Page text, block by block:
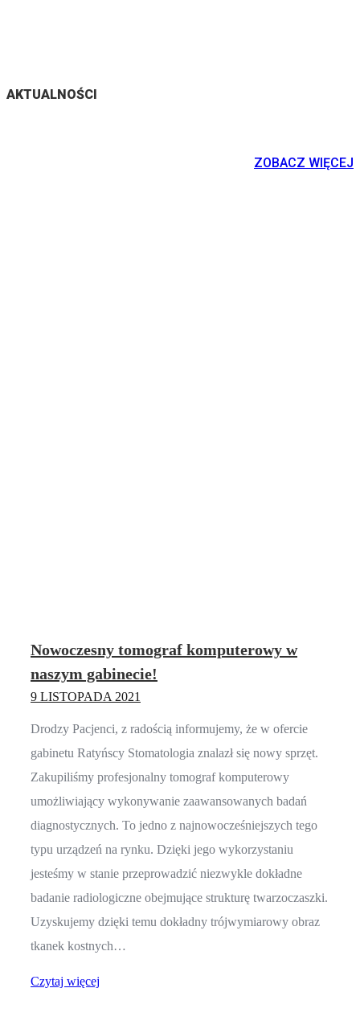
AKTUALNOŚCI
ZOBACZ WIĘCEJ
Nowoczesny tomograf komputerowy w
naszym gabinecie!
9 LISTOPADA 2021
Drodzy Pacjenci, z radością informujemy, że w ofercie
gabinetu Ratyńscy Stomatologia znalazł się nowy sprzęt.
Zakupiliśmy profesjonalny tomograf komputerowy
umożliwiający wykonywanie zaawansowanych badań
diagnostycznych. To jedno z najnowocześniejszych tego
typu urządzeń na rynku. Dzięki jego wykorzystaniu
jesteśmy w stanie przeprowadzić niezwykle dokładne
badanie radiologiczne obejmujące strukturę twarzoczaszki.
Uzyskujemy dzięki temu dokładny trójwymiarowy obraz
tkanek kostnych…
Czytaj więcej